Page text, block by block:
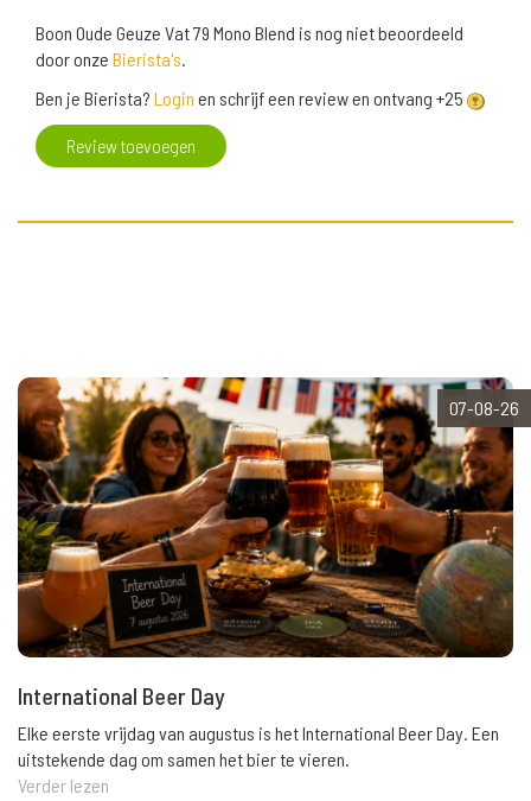
Boon Oude Geuze Vat 79 Mono Blend is nog niet beoordeeld
door onze Bierista's.
Ben je Bierista? Login en schrijf een review en ontvang +25
Review toevoegen
07-08-26
International Beer Day
Elke eerste vrijdag van augustus is het International Beer Day. Een
uitstekende dag om samen het bier te vieren.
Verder lezen